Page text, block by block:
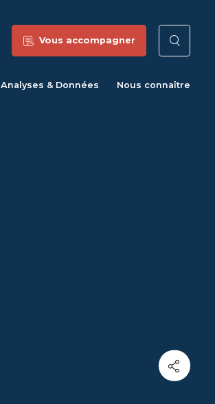
Vous accompagner
Analyses & Données Nous connaître